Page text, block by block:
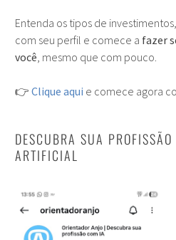
Entenda os tipos de
com seu perfil e comece a fazer
você, mesmo que com pouco.
👉 Clique aqui e comece agora
DESCUBRA SUA
ARTIFICIAL